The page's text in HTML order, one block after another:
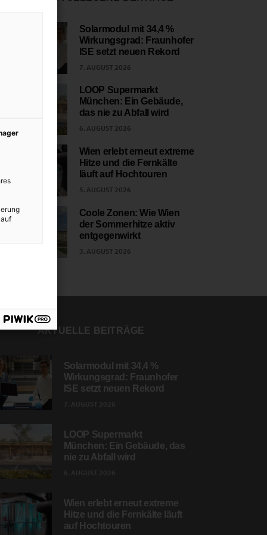
Solarmodul mit 34,4 %
Wirkungsgrad: Fraunhofer
ISE setzt neuen Rekord
7. AUGUST 2026
LOOP Supermarkt
München: Ein Gebäude,
das nie zu Abfall wird
6. AUGUST 2026
Wien erlebt erneut extreme
Hitze und die Fernkälte
läuft auf Hochtouren
5. AUGUST 2026
Coole Zonen: Wie Wien
der Sommerhitze aktiv
entgegenwirkt
3. AUGUST 2026
AKTUELLE BEITRÄGE
Solarmodul mit 34,4 %
Wirkungsgrad: Fraunhofer
ISE setzt neuen Rekord
LOOP Supermarkt
München: Ein Gebäude, das
nie zu Abfall wird
Wien erlebt erneut extreme
Hitze und die Fernkälte läuft
auf Hochtouren